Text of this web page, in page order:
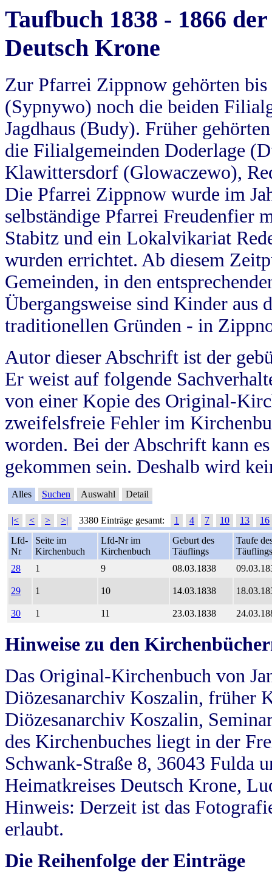
Taufbuch 1838 - 1866
Deutsch Krone
Zur Pfarrei Zippnow gehörten
(Sypnywo) noch die beiden
Jagdhaus (Budy). Früher
die Filialgemeinden Doderlage
Klawittersdorf (Glowaczewo),
Die Pfarrei Zippnow wurde im
selbständige Pfarrei Freudenfier
Stabitz und ein Lokalvikariat
wurden errichtet. Ab diesem
Gemeinden, in den
Übergangsweise sind Kinder aus
traditionellen Gründen - in
Autor dieser Abschrift ist der
Er weist auf folgende
von einer Kopie des Original-
zweifelsfreie Fehler im
worden. Bei der Abschrift kann
gekommen sein. Deshalb wird
Alles Suchen Auswahl Detail
|< < > >| 3380 Einträge gesamt: 1 4 7 10 13
16
Lfd-
Nr
Seite im
Kirchenbuch
Lfd-Nr im
Kirchenbuch
Geburt des
Täuflings
Taufe
Täuflings
28
1 9 08.03.1838
29 1 10 14.03.1838
30 1 11 23.03.1838
Hinweise zu den
Das Original-Kirchenbuch von
Diözesanarchiv Koszalin, früher
Diözesanarchiv Koszalin,
des Kirchenbuches liegt in der
Schwank-Straße 8, 36043 Fulda
Heimatkreises Deutsch Krone,
Hinweis: Derzeit ist das
erlaubt.
Die Reihenfolge der Einträge